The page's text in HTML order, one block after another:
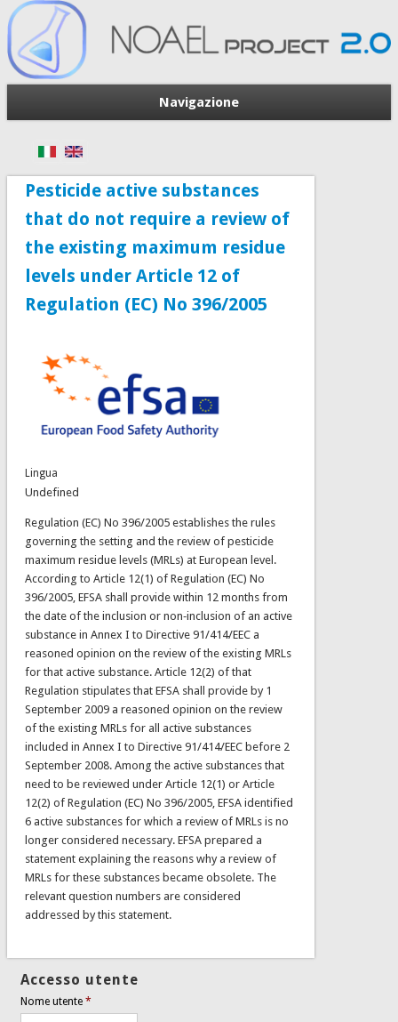
Navigazione
Pesticide active substances
that do not require a review of
the existing maximum residue
levels under Article 12 of
Regulation (EC) No 396/2005
Lingua
Undefined
Regulation (EC) No 396/2005 establishes the rules
governing the setting and the review of pesticide
maximum residue levels (MRLs) at European level.
According to Article 12(1) of Regulation (EC) No
396/2005, EFSA shall provide within 12 months from
the date of the inclusion or non‐inclusion of an active
substance in Annex I to Directive 91/414/EEC a
reasoned opinion on the review of the existing MRLs
for that active substance. Article 12(2) of that
Regulation stipulates that EFSA shall provide by 1
September 2009 a reasoned opinion on the review
of the existing MRLs for all active substances
included in Annex I to Directive 91/414/EEC before 2
September 2008. Among the active substances that
need to be reviewed under Article 12(1) or Article
12(2) of Regulation (EC) No 396/2005, EFSA identified
6 active substances for which a review of MRLs is no
longer considered necessary. EFSA prepared a
statement explaining the reasons why a review of
MRLs for these substances became obsolete. The
relevant question numbers are considered
addressed by this statement.
Accesso utente
Nome utente*